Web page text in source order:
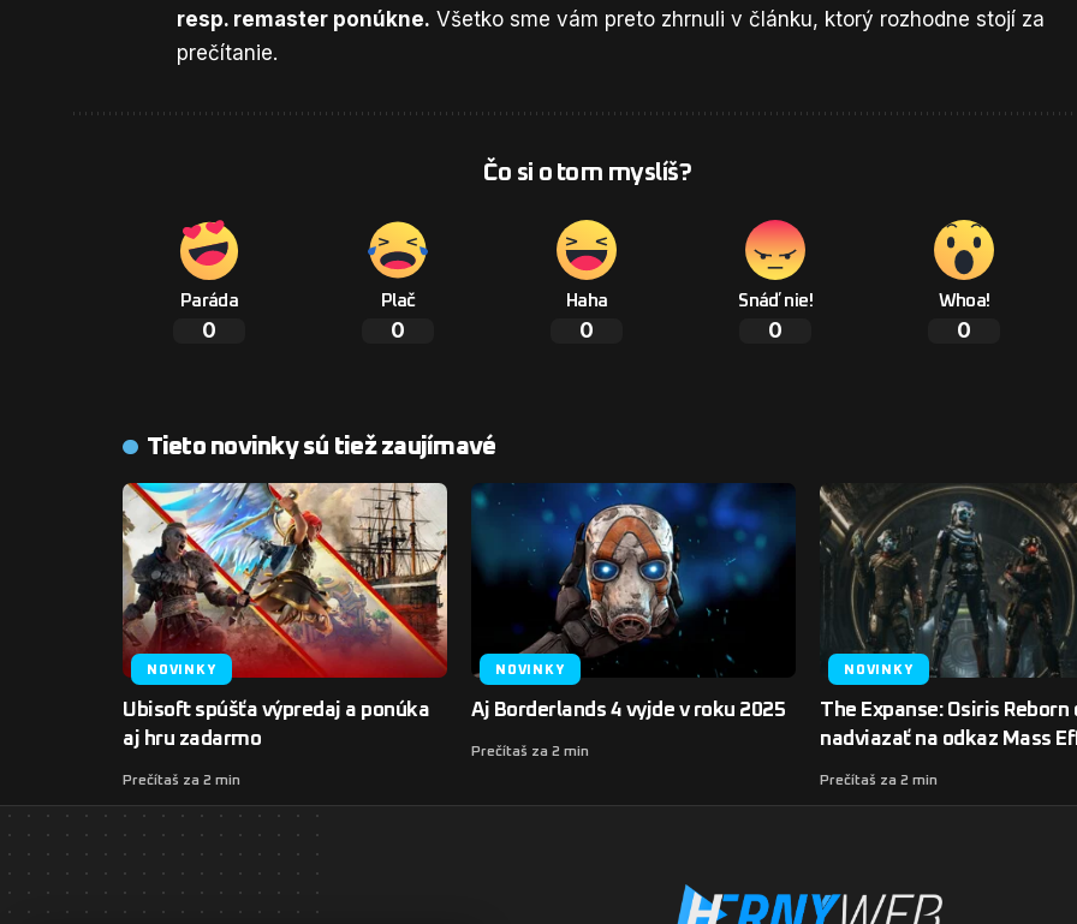
resp. remaster ponúkne. Všetko sme vám preto zhrnuli v článku, ktorý rozhodne stojí za
prečítanie.
Čo si o tom myslíš?
Paráda
0
Plač
0
Haha
0
Snáď nie!
0
Whoa!
0
Tieto novinky sú tiež zaujímavé
NOVINKY
Ubisoft spúšťa výpredaj a ponúka
aj hru zadarmo
Prečítaš za 2 min
NOVINKY
Aj Borderlands 4 vyjde v roku 2025
Prečítaš za 2 min
NOVINKY
The Expanse: Osiris Reborn
nadviazať na odkaz Mass
Prečítaš za 2 min